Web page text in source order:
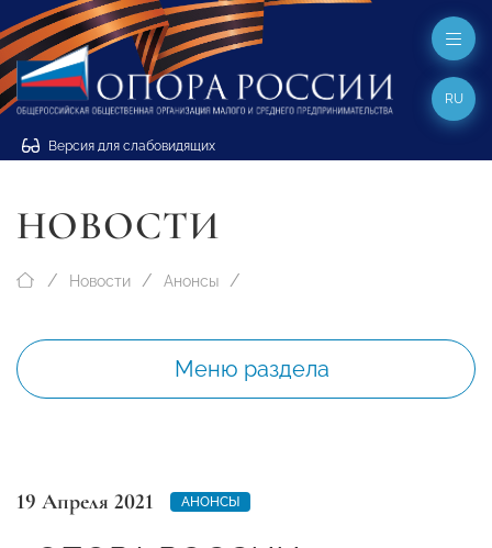
Версия для слабовидящих
RU
НОВОСТИ
Новости Анонсы
Меню раздела
19 Апреля 2021 АНОНСЫ